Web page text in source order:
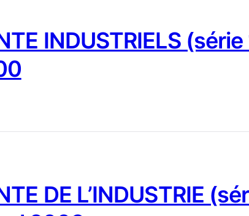
INDUSTRIELS
DE L’INDUSTRIE